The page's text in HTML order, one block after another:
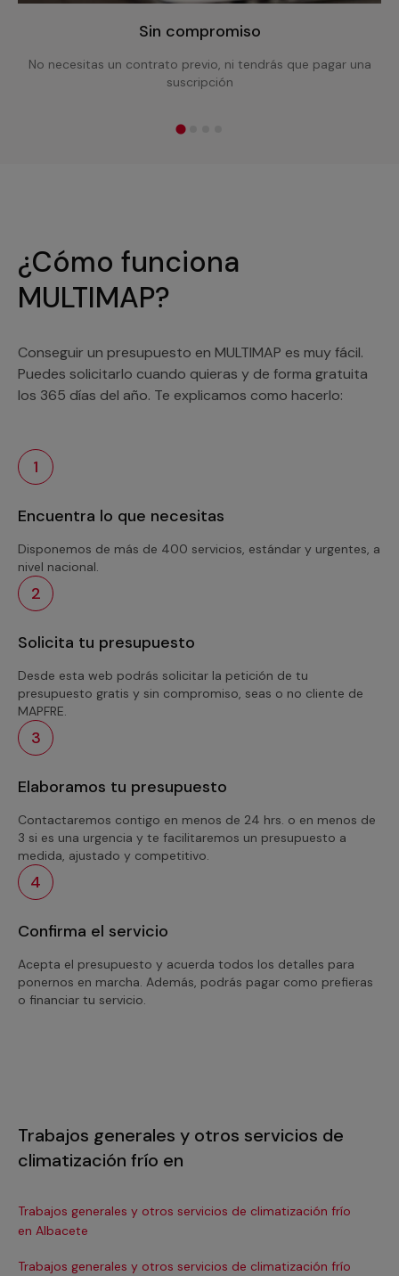
Sin compromiso
No necesitas un contrato previo, ni tendrás que pagar una
suscripción
¿Cómo funciona
MULTIMAP?
Conseguir un presupuesto en MULTIMAP es muy fácil.
Puedes solicitarlo cuando quieras y de forma gratuita
los 365 días del año. Te explicamos como hacerlo:
1
Encuentra lo que necesitas
Disponemos de más de 400 servicios, estándar y urgentes, a
nivel nacional.
2
Solicita tu presupuesto
Desde esta web podrás solicitar la petición de tu
presupuesto gratis y sin compromiso, seas o no cliente de
MAPFRE.
3
Elaboramos tu presupuesto
Contactaremos contigo en menos de 24 hrs. o en menos de
3 si es una urgencia y te facilitaremos un presupuesto a
medida, ajustado y competitivo.
4
Confirma el servicio
Acepta el presupuesto y acuerda todos los detalles para
ponernos en marcha. Además, podrás pagar como prefieras
o financiar tu servicio.
Trabajos generales y otros servicios de
climatización frío en
Trabajos generales y otros servicios de climatización frío
en Albacete
Trabajos generales y otros servicios de climatización frío